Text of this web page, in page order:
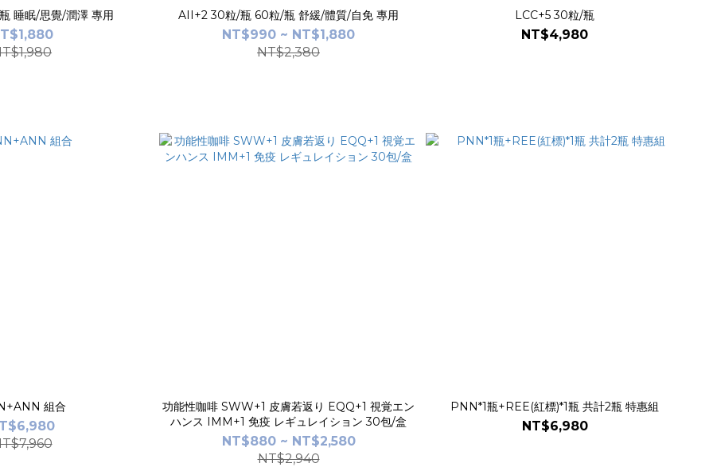
睡眠/思覺/潤澤 專用 AII+2 30粒/瓶 60粒/瓶 舒緩/體質/自免 專用
NT$990 ~ NT$1,880
NT$2,380
LCC+5 30粒/瓶
NT$4,980
組合
功能性咖啡 SWW+1 皮膚若返り EQQ+1 視覚エン
ハンス IMM+1 免疫 レギュレイション 30包/盒
NT$880 ~ NT$2,580
NT$2,940
PNN*1瓶+REE(紅標)*1瓶 共計2瓶 特惠組
NT$6,980